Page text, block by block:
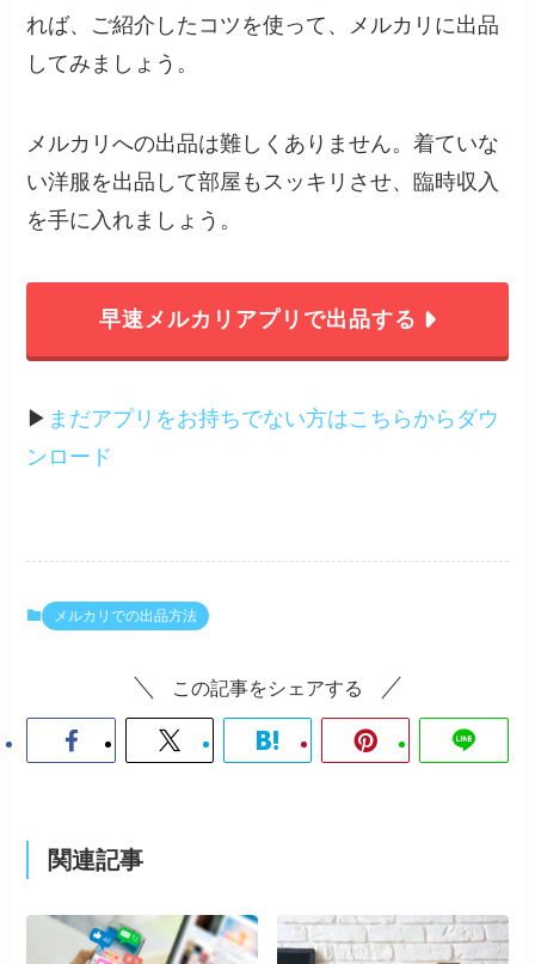
れば、ご紹介したコツを使って、メルカリに出品
してみましょう。
メルカリへの出品は難しくありません。着ていな
い洋服を出品して部屋もスッキリさせ、臨時収入
を手に入れましょう。
早速メルカリアプリで出品する
▶︎ まだアプリをお持ちでない方はこちらからダウ
ンロード
メルカリでの出品方法
この記事をシェアする
関連記事